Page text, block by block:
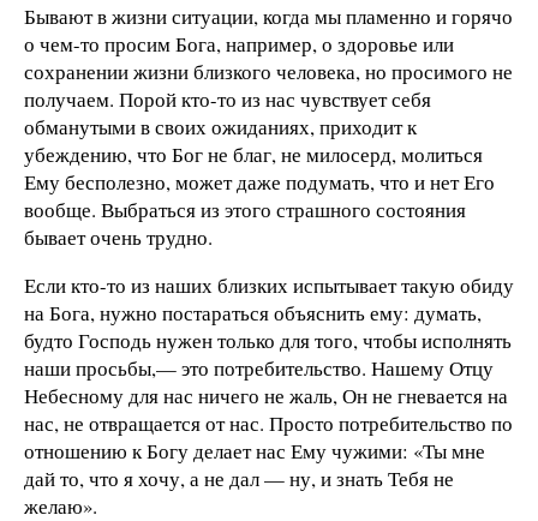
Бывают в жизни ситуации, когда мы пламенно и горячо
о чем-то просим Бога, например, о здоровье или
сохранении жизни близкого человека, но просимого не
получаем. Порой кто-то из нас чувствует себя
обманутыми в своих ожиданиях, приходит к
убеждению, что Бог не благ, не милосерд, молиться
Ему бесполезно, может даже подумать, что и нет Его
вообще. Выбраться из этого страшного состояния
бывает очень трудно.
Если кто-то из наших близких испытывает такую обиду
на Бога, нужно постараться объяснить ему: думать,
будто Господь нужен только для того, чтобы исполнять
наши просьбы,— это потребительство. Нашему Отцу
Небесному для нас ничего не жаль, Он не гневается на
нас, не отвращается от нас. Просто потребительство по
отношению к Богу делает нас Ему чужими: «Ты мне
дай то, что я хочу, а не дал — ну, и знать Тебя не
желаю».